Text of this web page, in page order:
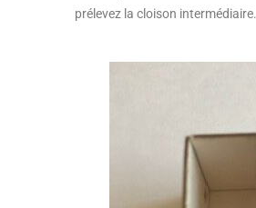
prélevez la cloison intermédiaire.